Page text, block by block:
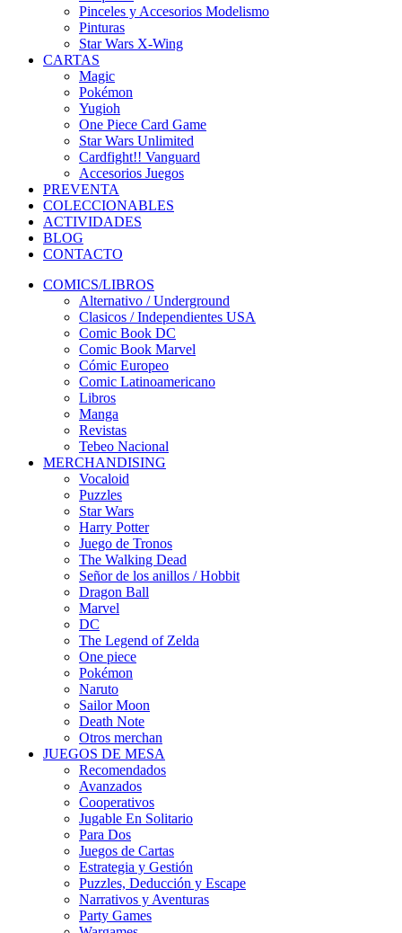
Pinceles y Accesorios Modelismo
Pinturas
Star Wars X-Wing
CARTAS
Magic
Pokémon
Yugioh
One Piece Card Game
Star Wars Unlimited
Cardfight!! Vanguard
Accesorios Juegos
PREVENTA
COLECCIONABLES
ACTIVIDADES
BLOG
CONTACTO
COMICS/LIBROS
Alternativo / Underground
Clasicos / Independientes USA
Comic Book DC
Comic Book Marvel
Cómic Europeo
Comic Latinoamericano
Libros
Manga
Revistas
Tebeo Nacional
MERCHANDISING
Vocaloid
Puzzles
Star Wars
Harry Potter
Juego de Tronos
The Walking Dead
Señor de los anillos / Hobbit
Dragon Ball
Marvel
DC
The Legend of Zelda
One piece
Pokémon
Naruto
Sailor Moon
Death Note
Otros merchan
JUEGOS DE MESA
Recomendados
Avanzados
Cooperativos
Jugable En Solitario
Para Dos
Juegos de Cartas
Estrategia y Gestión
Puzzles, Deducción y Escape
Narrativos y Aventuras
Party Games